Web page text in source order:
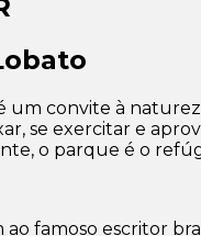
um convite à
se exercitar e
o parque é o
famoso escritor